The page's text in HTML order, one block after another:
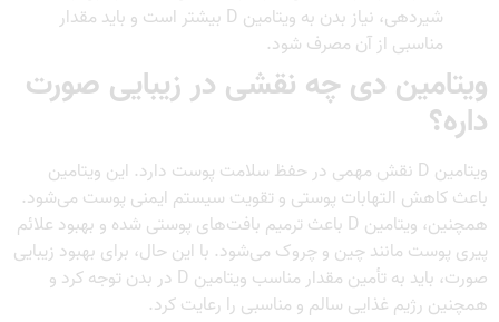
شیردهی، نیاز بدن به ویتامین D بیشتر است و باید مقدار
مناسبی از آن مصرف شود.
ویتامین دی چه نقشی در زیبایی صورت
داره؟
ویتامین D نقش مهمی در حفظ سلامت پوست دارد. این ویتامین
باعث کاهش التهابات پوستی و تقویت سیستم ایمنی پوست می‌شود.
همچنین، ویتامین D باعث ترمیم بافت‌های پوستی شده و بهبود علائم
پیری پوست مانند چین و چروک می‌شود. با این حال، برای بهبود زیبایی
صورت، باید به تأمین مقدار مناسب ویتامین D در بدن توجه کرد و
همچنین رژیم غذایی سالم و مناسبی را رعایت کرد.